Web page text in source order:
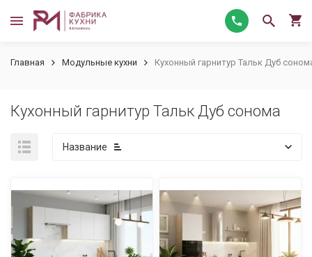
Главная Модульные кухни Кухонный гарнитур Тальк Дуб
Кухонный гарнитур Тальк Дуб сонома
Название